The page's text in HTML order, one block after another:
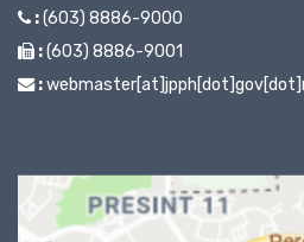
:(603) 8886-9000
:(603) 8886-9001
: